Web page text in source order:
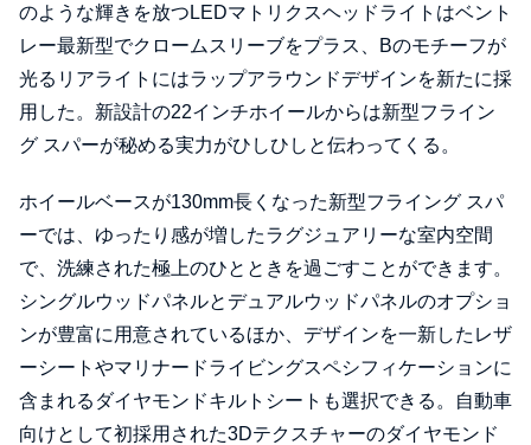
のような輝きを放つLEDマトリクスヘッドライトはベント
レー最新型でクロームスリーブをプラス、Bのモチーフが
光るリアライトにはラップアラウンドデザインを新たに採
用した。新設計の22インチホイールからは新型フライン
グ スパーが秘める実力がひしひしと伝わってくる。
ホイールベースが130mm長くなった新型フライング スパ
ーでは、ゆったり感が増したラグジュアリーな室内空間
で、洗練された極上のひとときを過ごすことができます。
シングルウッドパネルとデュアルウッドパネルのオプショ
ンが豊富に用意されているほか、デザインを一新したレザ
ーシートやマリナードライビングスペシフィケーションに
含まれるダイヤモンドキルトシートも選択できる。自動車
向けとして初採用された3Dテクスチャーのダイヤモンド